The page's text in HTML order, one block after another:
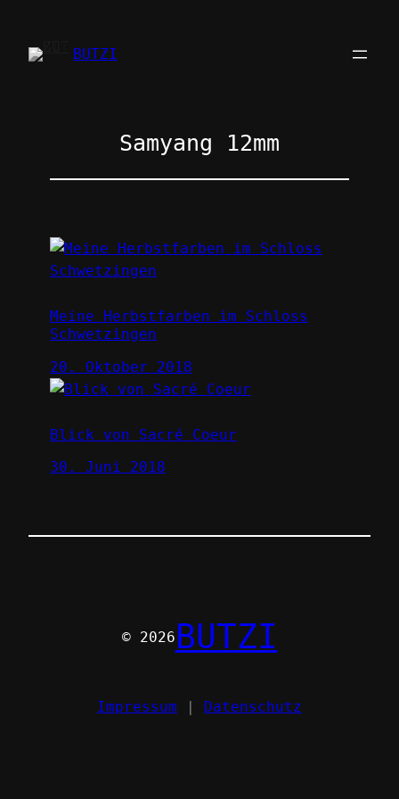
springenBUTZI
Samyang 12mm
Meine Herbstfarben im Schloss
Schwetzingen
20. Oktober 2018
Blick von Sacré Coeur
30. Juni 2018
© 2026 BUTZI
Impressum | Datenschutz